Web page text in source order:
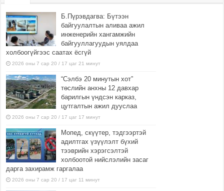
Б.Пүрэвдагва: Бүтээн
байгуулалтын аливаа ажил
инженерийн хангамжийн
байгууллагуудын уялдаа
холбоогүйгээс саатах ёсгүй
2026 оны 7 сар 20 / 17 цаг 21 минут
“Сэлбэ 20 минутын хот”
төслийн анхны 12 давхар
барилгын үндсэн карказ,
цутгалтын ажил дууслаа
2026 оны 7 сар 20 / 17 цаг 17 минут
Мопед, скүүтер, тэдгээртэй
адилтгах үзүүлэлт бүхий
тээврийн хэрэгсэлтэй
холбоотой нийслэлийн засаг
дарга захирамж гаргалаа
2026 оны 7 сар 20 / 17 цаг 11 минут